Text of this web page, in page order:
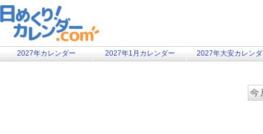
2027年カレンダー 2027年1月カレンダー 2027年大安カレン